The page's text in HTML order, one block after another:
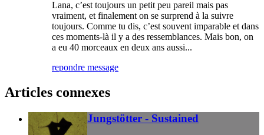
Lana, c’est toujours un petit peu pareil mais pas
vraiment, et finalement on se surprend à la suivre
toujours. Comme tu dis, c’est souvent imparable et dans
ces moments-là il y a des ressemblances. Mais bon, on
a eu 40 morceaux en deux ans aussi...
repondre message
Articles connexes
Jungstötter - Sustained